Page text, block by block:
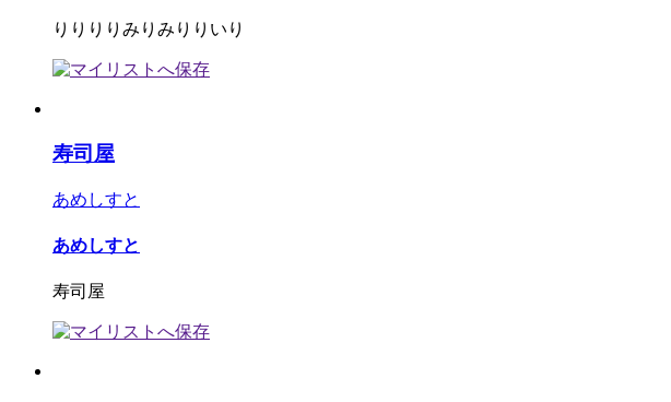
りりりりみりみりりいり
寿司屋
あめしすと
あめしすと
寿司屋